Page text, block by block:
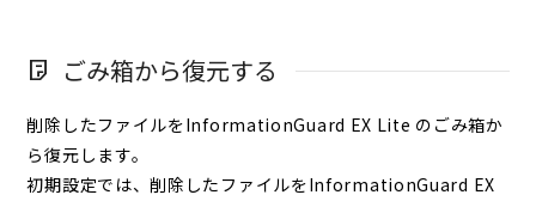
ごみ箱から復元する
削除したファイルをInformationGuard EX Lite のごみ箱か
ら復元します。
初期設定では、削除したファイルをInformationGuard EX